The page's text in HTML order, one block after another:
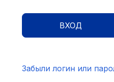
ВХОД
Забыли логин или